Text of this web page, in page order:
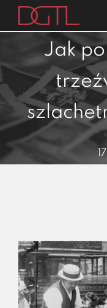
Przejdź
zawartości
specjalizacje
publikacje
blog
kariera
kontakt
Jak